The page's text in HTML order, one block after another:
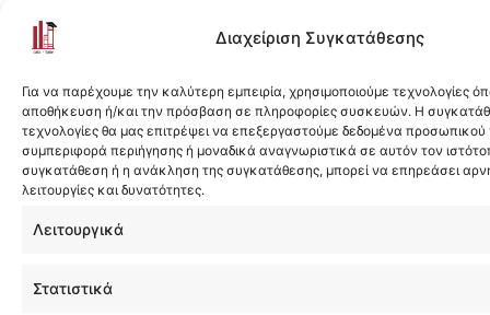
Διαχείριση Συγκατάθεσης
Για να παρέχουμε την καλύτερη εμπειρία, χρησιμοποιούμε τεχνολογίες
αποθήκευση ή/και την πρόσβαση σε πληροφορίες συσκευών. Η
τεχνολογίες θα μας επιτρέψει να επεξεργαστούμε δεδομένα
συμπεριφορά περιήγησης ή μοναδικά αναγνωριστικά σε αυτόν τον
συγκατάθεση ή η ανάκληση της συγκατάθεσης, μπορεί να επηρεάσει
λειτουργίες και δυνατότητες.
Λειτουργικά
Στατιστικά